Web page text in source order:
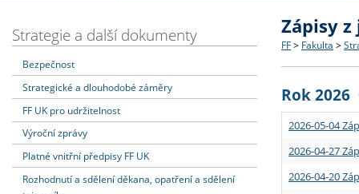
Dozvědět se více
Struktura
Strategie
Podpora
Podat přihlášku
Co
Učitelské
Dozvědět se více
Rigorózní
Dozvědět se více
O vědě a
Granty a
Dozvědět se více
Aktuální
Strategie a další dokumenty
Bezpečnost
Strategické a dlouhodobé záměry
FF UK pro udržitelnost
Výroční zprávy
Platné vnitřní předpisy FF UK
Rozhodnutí a sdělení děkana, opatření a sdělení
Zápisy
FF > Fakulta >
Rok 2026
2026-05-04
2026-04-27
2026-04-20